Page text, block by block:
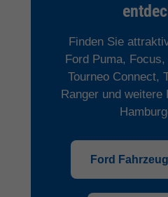
Finden Sie
Ford Puma,
Tourneo Connect,
Ranger und weitere
Ford